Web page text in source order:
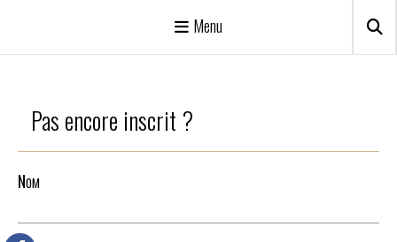
Menu
Pas encore inscrit ?
Nom